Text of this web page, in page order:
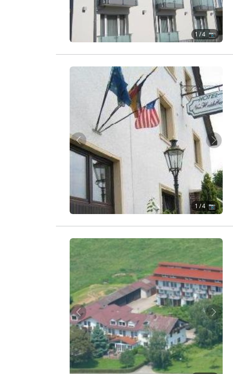
1 / 4 📷
Zurück Weiter
1 / 4 📷
Zurück Weiter